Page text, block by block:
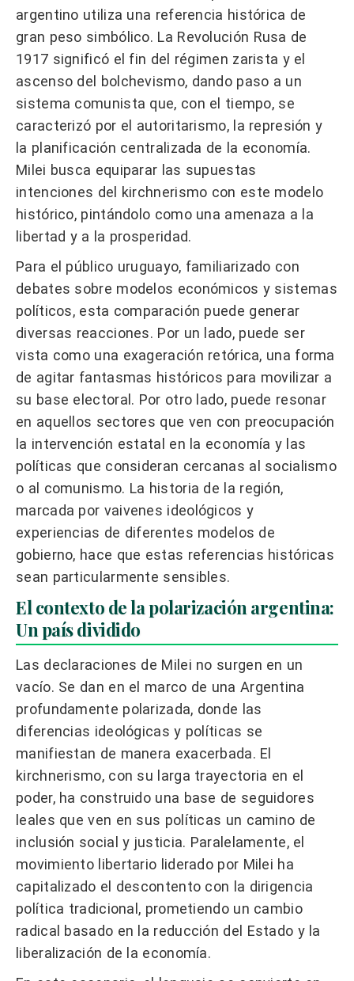
argentino utiliza una referencia histórica de
gran peso simbólico. La Revolución Rusa de
1917 significó el fin del régimen zarista y el
ascenso del bolchevismo, dando paso a un
sistema comunista que, con el tiempo, se
caracterizó por el autoritarismo, la represión y
la planificación centralizada de la economía.
Milei busca equiparar las supuestas
intenciones del kirchnerismo con este modelo
histórico, pintándolo como una amenaza a la
libertad y a la prosperidad.
Para el público uruguayo, familiarizado con
debates sobre modelos económicos y sistemas
políticos, esta comparación puede generar
diversas reacciones. Por un lado, puede ser
vista como una exageración retórica, una forma
de agitar fantasmas históricos para movilizar a
su base electoral. Por otro lado, puede resonar
en aquellos sectores que ven con preocupación
la intervención estatal en la economía y las
políticas que consideran cercanas al socialismo
o al comunismo. La historia de la región,
marcada por vaivenes ideológicos y
experiencias de diferentes modelos de
gobierno, hace que estas referencias históricas
sean particularmente sensibles.
El contexto de la polarización argentina:
Un país dividido
Las declaraciones de Milei no surgen en un
vacío. Se dan en el marco de una Argentina
profundamente polarizada, donde las
diferencias ideológicas y políticas se
manifiestan de manera exacerbada. El
kirchnerismo, con su larga trayectoria en el
poder, ha construido una base de seguidores
leales que ven en sus políticas un camino de
inclusión social y justicia. Paralelamente, el
movimiento libertario liderado por Milei ha
capitalizado el descontento con la dirigencia
política tradicional, prometiendo un cambio
radical basado en la reducción del Estado y la
liberalización de la economía.